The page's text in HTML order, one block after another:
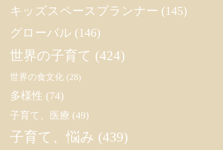
キッズスペースプランナー (145)
グローバル (146)
世界の子育て (424)
世界の食文化 (28)
多様性 (74)
子育て、医療 (49)
子育て、悩み (439)